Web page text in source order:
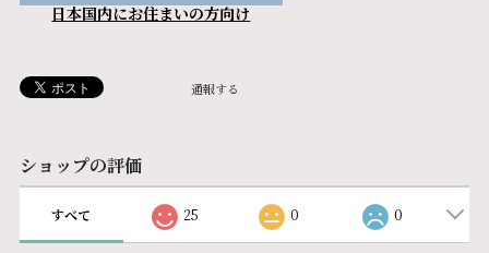
日本国内にお住まいの方向け
通報する
ショップの評価
すべて 25 0 0